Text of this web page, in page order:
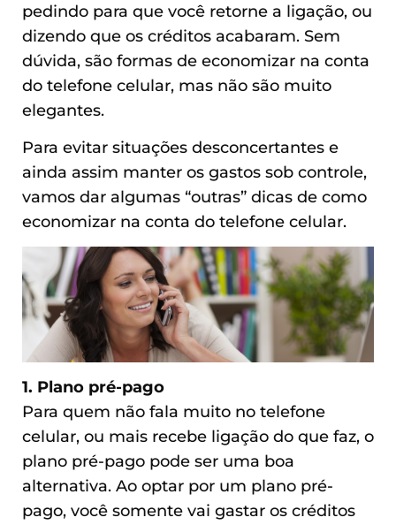
pedindo para que você retorne a ligação, ou
dizendo que os créditos acabaram. Sem
dúvida, são formas de economizar na conta
do telefone celular, mas não são muito
elegantes.
Para evitar situações desconcertantes e
ainda assim manter os gastos sob controle,
vamos dar algumas “outras” dicas de como
economizar na conta do telefone celular.
1. Plano pré-pago
Para quem não fala muito no telefone
celular, ou mais recebe ligação do que faz, o
plano pré-pago pode ser uma boa
alternativa. Ao optar por um plano pré-
pago, você somente vai gastar os créditos